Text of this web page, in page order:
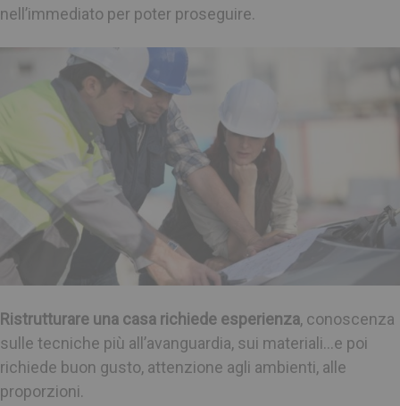
nell’immediato per poter proseguire.
Ristrutturare una casa richiede esperienza, conoscenza
sulle tecniche più all’avanguardia, sui materiali…e poi
richiede buon gusto, attenzione agli ambienti, alle
proporzioni.